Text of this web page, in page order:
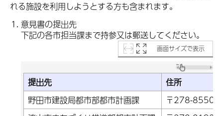
れる施設を利用しようとする方も含まれます。
意見書の提出先
下記の各市担当課まで持参又は郵送してください。
画面サイズで表示
提出先
住所
野田市建設局都市部都市計画課
〒278-8550